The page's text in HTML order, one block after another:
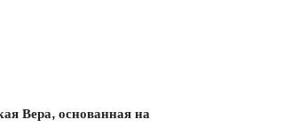
Вера, основанная на